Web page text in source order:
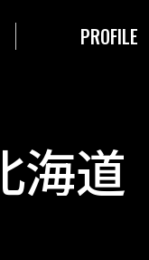
PROFILE
海道